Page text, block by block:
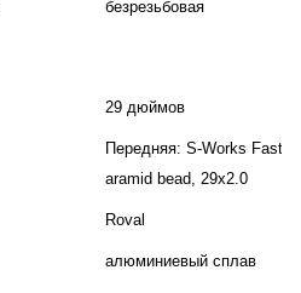
безрезьбовая
29 дюймов
Передняя: S-Works Fast
aramid bead, 29x2.0
Roval
алюминиевый сплав